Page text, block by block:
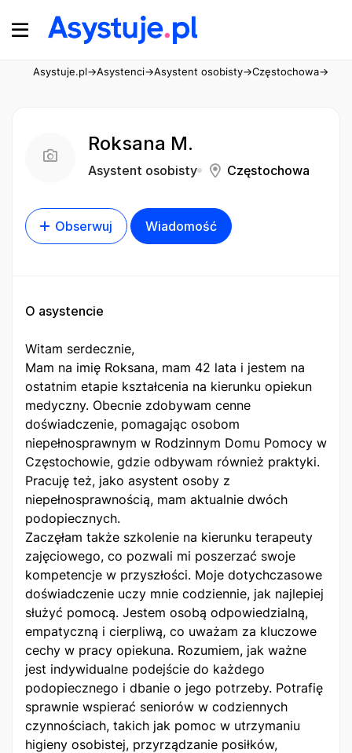
Asystuje.pl→Asystenci→Asystent osobisty→Częstochowa→
Roksana M.
Asystent osobisty Częstochowa
Obserwuj Wiadomość
O asystencie
Witam serdecznie,
Mam na imię Roksana, mam 42 lata i jestem na
ostatnim etapie kształcenia na kierunku opiekun
medyczny. Obecnie zdobywam cenne
doświadczenie, pomagając osobom
niepełnosprawnym w Rodzinnym Domu Pomocy w
Częstochowie, gdzie odbywam również praktyki.
Pracuję też, jako asystent osoby z
niepełnosprawnością, mam aktualnie dwóch
podopiecznych.
Zaczęłam także szkolenie na kierunku terapeuty
zajęciowego, co pozwali mi poszerzać swoje
kompetencje w przyszłości. Moje dotychczasowe
doświadczenie uczy mnie codziennie, jak najlepiej
służyć pomocą. Jestem osobą odpowiedzialną,
empatyczną i cierpliwą, co uważam za kluczowe
cechy w pracy opiekuna. Rozumiem, jak ważne
jest indywidualne podejście do każdego
podopiecznego i dbanie o jego potrzeby. Potrafię
sprawnie wspierać seniorów w codziennych
czynnościach, takich jak pomoc w utrzymaniu
higieny osobistej, przyrządzanie posiłków,